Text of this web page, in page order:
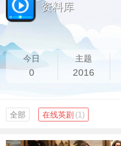
资料库
今日
0
主题
2016
全部 在线英剧 (1)